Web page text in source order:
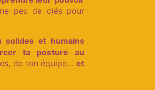
peu de clés pour
solides et humains
ta posture au
de ton équipe… et